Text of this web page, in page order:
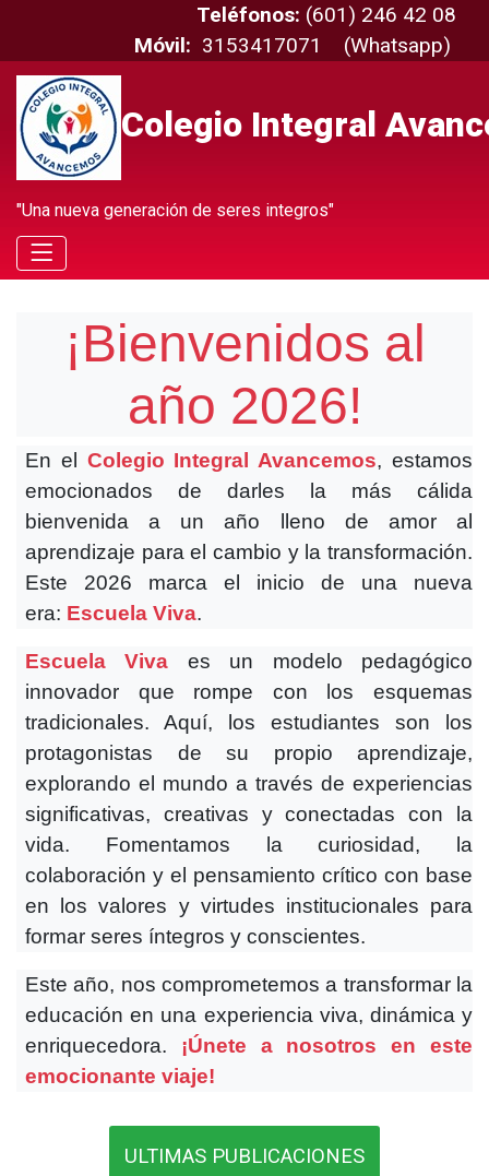
Teléfonos: (601) 246 42 08
Móvil: 3153417071 (Whatsapp)
Colegio Integral
"Una nueva generación de seres integros"
¡Bienvenidos al
año 2026!
En el Colegio Integral Avancemos, estamos
emocionados de darles la más cálida
bienvenida a un año lleno de amor al
aprendizaje para el cambio y la transformación.
Este 2026 marca el inicio de una nueva
era: Escuela Viva.
Escuela Viva es un modelo pedagógico
innovador que rompe con los esquemas
tradicionales. Aquí, los estudiantes son los
protagonistas de su propio aprendizaje,
explorando el mundo a través de experiencias
significativas, creativas y conectadas con la
vida. Fomentamos la curiosidad, la
colaboración y el pensamiento crítico con base
en los valores y virtudes institucionales para
formar seres íntegros y conscientes.
Este año, nos comprometemos a transformar la
educación en una experiencia viva, dinámica y
enriquecedora. ¡Únete a nosotros en este
emocionante viaje!
ULTIMAS PUBLICACIONES